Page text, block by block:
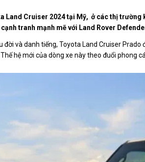
Land Cruiser 2024 tại Mỹ, ở các thị trường
tranh mạnh mẽ với Land Rover
đời và danh tiếng, Toyota Land Cruiser
hệ mới của dòng xe này theo đuổi phong